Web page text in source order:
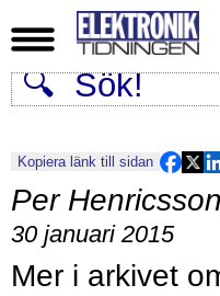
Kopiera länk till sidan
Per Henricsson
30 januari 2015